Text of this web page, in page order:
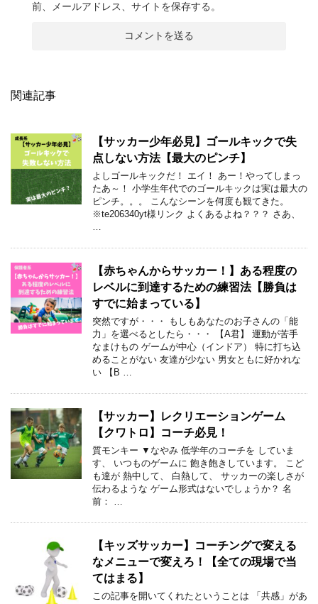
前、メールアドレス、サイトを保存する。
関連記事
【サッカー少年必見】ゴールキックで失
点しない方法【最大のピンチ】
よしゴールキックだ！ エイ！ あー！やってしまっ
たあ～！ 小学生年代でのゴールキックは実は最大の
ピンチ。。。 こんなシーンを何度も観てきた。
※te206340yt様リンク よくあるよね？？？ さあ、
…
【赤ちゃんからサッカー！】ある程度の
レベルに到達するための練習法【勝負は
すでに始まっている】
突然ですが・・・ もしもあなたのお子さんの「能
力」を選べるとしたら・・・ 【A君】 運動が苦手
なまけもの ゲームが中心（インドア） 特に打ち込
めることがない 友達が少ない 男女ともに好かれな
い 【B …
【サッカー】レクリエーションゲーム
【クワトロ】コーチ必見！
質モンキー ▼なやみ 低学年のコーチを していま
す、 いつものゲームに 飽き飽きしています。 こど
も達が 熱中して、 白熱して、 サッカーの楽しさが
伝わるような ゲーム形式はないでしょうか？ 名
前： …
【キッズサッカー】コーチングで変える
なメニューで変えろ！【全ての現場で当
てはまる】
この記事を開いてくれたということは 「共感」があ